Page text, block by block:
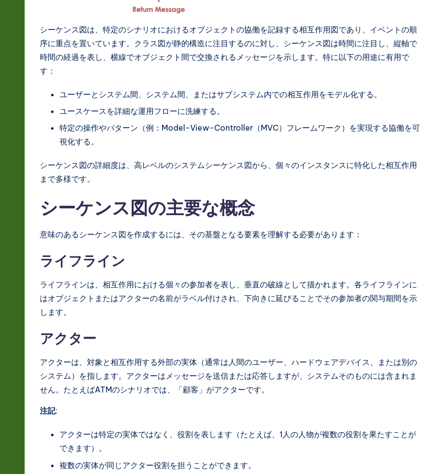
in
A
ft
In
シーケンス図は、特定のシナリオにおけるオブジェクトの協働を記録する相互作用図であり、イベントの順
序に重点を置いています。クラス図が静的構造に注目するのに対し、シーケンス図は時間に注目し、縦軸で
時間の経過を表し、横線でオブジェクト間で交換されるメッセージを示します。特に以下の用途に有用で
す：
ユーザーとシステム間、システム間、またはサブシステム内での相互作用をモデル化する。
ユースケースを詳細な運用フローに洗練する。
特定の操作やパターン（例：Model-View-Controller（MVC）フレームワーク）を実現する協働を可
視化する。
シーケンス図の詳細度は、高レベルのシステムシーケンス図から、個々のインスタンスに特化した相互作用
まで多様です。
シーケンス図の主要な概念
意味のあるシーケンス図を作成するには、その基盤となる要素を理解する必要があります：
ライフライン
ライフラインは、相互作用における個々の参加者を表し、垂直の破線として描かれます。各ライフラインに
はオブジェクトまたはアクターの名前がラベル付けされ、下向きに延びることでその参加者の関与期間を示
します。
アクター
アクターは、対象と相互作用する外部の実体（通常は人間のユーザー、ハードウェアデバイス、または別の
システム）を指します。アクターはメッセージを送信または応答しますが、システムそのものには含まれま
せん。たとえばATMのシナリオでは、「顧客」がアクターです。
注記:
アクターは特定の実体ではなく、役割を表します（たとえば、1人の人物が複数の役割を果たすことが
できます）。
複数の実体が同じアクター役割を担うことができます。